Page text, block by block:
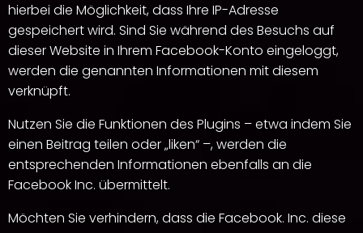
hierbei die Möglichkeit, dass Ihre IP-Adresse
gespeichert wird. Sind Sie während des Besuchs auf
dieser Website in Ihrem Facebook-Konto eingeloggt,
werden die genannten Informationen mit diesem
verknüpft.
Nutzen Sie die Funktionen des Plugins – etwa indem Sie
einen Beitrag teilen oder „liken“ –, werden die
entsprechenden Informationen ebenfalls an die
Facebook Inc. übermittelt.
Möchten Sie verhindern, dass die Facebook. Inc. diese